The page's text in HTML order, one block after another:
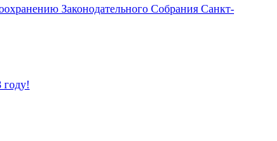
Законодательного Собрания Санкт-